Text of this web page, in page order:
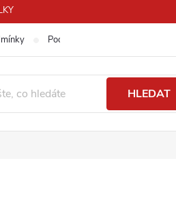
Podmínky ochrany osobních údajů
HLEDAT